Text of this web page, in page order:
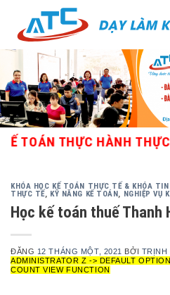
content
THỰC HÀNH THỰC TẾ
KHÓA HỌC KẾ TOÁN THỰC TẾ & KHÓA
THỰC TẾ, KỸ NĂNG KẾ TOÁN, NGHIỆP VỤ
Học kế toán thuế Thanh
ĐĂNG 12 THÁNG MỘT, 2021 BỞI TRỊNH
ADMINISTRATOR Z -> DEFAULT
COUNT VIEW FUNCTION